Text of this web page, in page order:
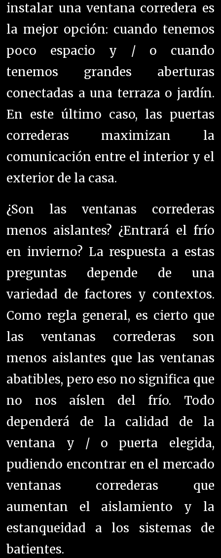
instalar una ventana corredera es
la mejor opción: cuando tenemos
poco espacio y / o cuando
tenemos grandes aberturas
conectadas a una terraza o jardín.
En este último caso, las puertas
correderas maximizan la
comunicación entre el interior y el
exterior de la casa.
¿Son las ventanas correderas
menos aislantes? ¿Entrará el frío
en invierno? La respuesta a estas
preguntas depende de una
variedad de factores y contextos.
Como regla general, es cierto que
las ventanas correderas son
menos aislantes que las ventanas
abatibles, pero eso no significa que
no nos aíslen del frío. Todo
dependerá de la calidad de la
ventana y / o puerta elegida,
pudiendo encontrar en el mercado
ventanas correderas que
aumentan el aislamiento y la
estanqueidad a los sistemas de
batientes.